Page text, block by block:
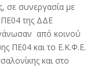
σε συνεργασία με
της ΔΔΕ
από κοινού
ΠΕ04 και το Ε.Κ.Φ.Ε.
και στο